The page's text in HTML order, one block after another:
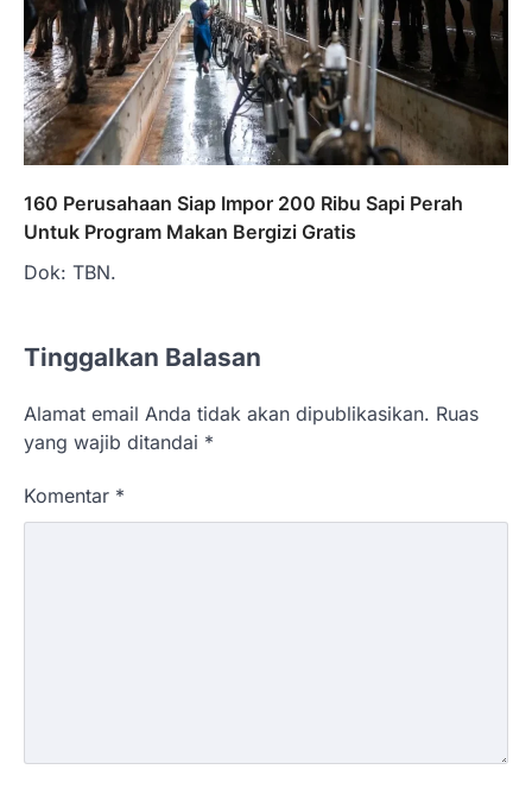
160 Perusahaan Siap Impor 200 Ribu Sapi Perah
Untuk Program Makan Bergizi Gratis
Dok: TBN.
Tinggalkan Balasan
Alamat email Anda tidak akan dipublikasikan. Ruas
yang wajib ditandai *
Komentar *